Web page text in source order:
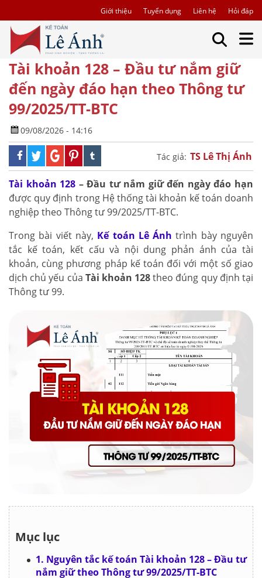
Giới thiệu Tuyển dụng Liên hệ Hỏi đáp
Tài khoản 128 – Đầu tư nắm giữ
đến ngày đáo hạn theo Thông tư
99/2025/TT-BTC
09/08/2026 - 14:16
Tác giả: TS Lê Thị Ánh
Tài khoản 128 – Đầu tư nắm giữ đến ngày đáo hạn
được quy định trong Hệ thống tài khoản kế toán doanh
nghiệp theo Thông tư 99/2025/TT-BTC.
Trong bài viết này, Kế toán Lê Ánh trình bày nguyên
tắc kế toán, kết cấu và nội dung phản ánh của tài
khoản, cùng phương pháp kế toán đối với một số giao
dịch chủ yếu của Tài khoản 128theo đúng quy định tại
Thông tư 99.
Mục lục
1. Nguyên tắc kế toán Tài khoản 128 – Đầu tư
nắm giữ theo Thông tư 99/2025/TT-BTC